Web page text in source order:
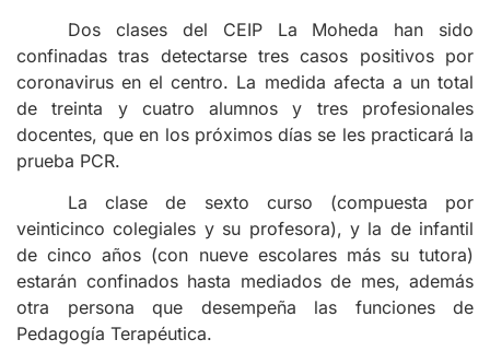
Dos clases del CEIP La Moheda han sido
confinadas tras detectarse tres casos positivos por
coronavirus en el centro. La medida afecta a un total
de treinta y cuatro alumnos y tres profesionales
docentes, que en los próximos días se les practicará la
prueba PCR.
La clase de sexto curso (compuesta por
veinticinco colegiales y su profesora), y la de infantil
de cinco años (con nueve escolares más su tutora)
estarán confinados hasta mediados de mes, además
otra persona que desempeña las funciones de
Pedagogía Terapéutica.